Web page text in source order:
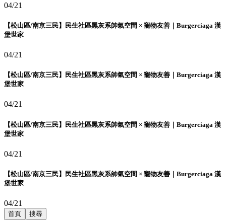
04/21
【松山區/南京三民】民生社區黑灰系帥氣空間 × 寵物友善｜Burgerciaga 漢
堡世家
04/21
【松山區/南京三民】民生社區黑灰系帥氣空間 × 寵物友善｜Burgerciaga 漢
堡世家
04/21
【松山區/南京三民】民生社區黑灰系帥氣空間 × 寵物友善｜Burgerciaga 漢
堡世家
04/21
【松山區/南京三民】民生社區黑灰系帥氣空間 × 寵物友善｜Burgerciaga 漢
堡世家
04/21
首頁 搜尋